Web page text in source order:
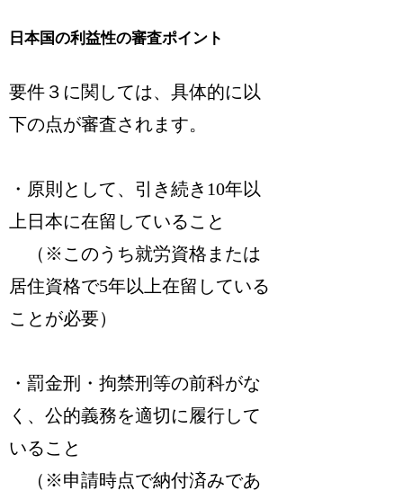
日本国の利益性の審査ポイント
要件３に関しては、具体的に以
下の点が審査されます。
・原則として、引き続き10年以
上日本に在留していること
（※このうち就労資格または
居住資格で5年以上在留している
ことが必要）
・罰金刑・拘禁刑等の前科がな
く、公的義務を適切に履行して
いること
（※申請時点で納付済みであ